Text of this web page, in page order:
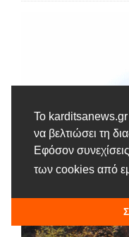
Το karditsanews.gr
να βελτιώσει τη
Εφόσον
των cookies από